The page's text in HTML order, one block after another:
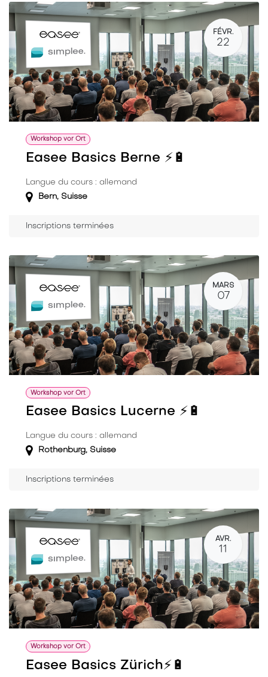
FÉVR.
22
Workshop vor Ort
Easee Basics Berne ⚡️🔋
Langue du cours : allemand
Bern, Suisse
Inscriptions terminées
MARS
07
Workshop vor Ort
Easee Basics Lucerne ⚡️🔋
Langue du cours : allemand
Rothenburg, Suisse
Inscriptions terminées
AVR.
11
Workshop vor Ort
Easee Basics Zürich⚡️🔋